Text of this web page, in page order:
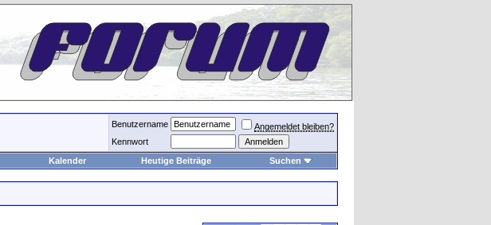
Benutzername
Angemeldet bleiben?
Kennwort
Kalender Heutige Beiträge Suchen